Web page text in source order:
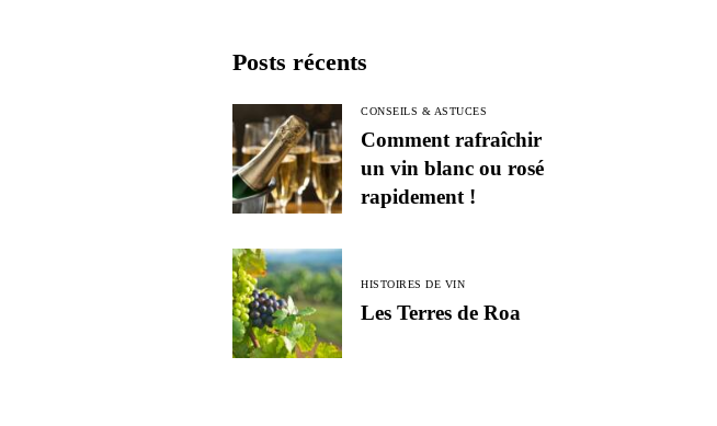
Posts récents
CONSEILS & ASTUCES
Comment rafraîchir
un vin blanc ou rosé
rapidement !
HISTOIRES DE VIN
Les Terres de Roa